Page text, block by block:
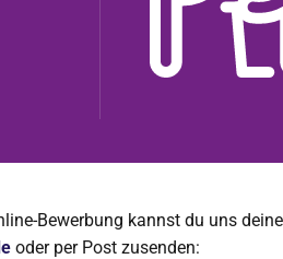
Bewerbung kannst du uns
oder per Post zusenden: